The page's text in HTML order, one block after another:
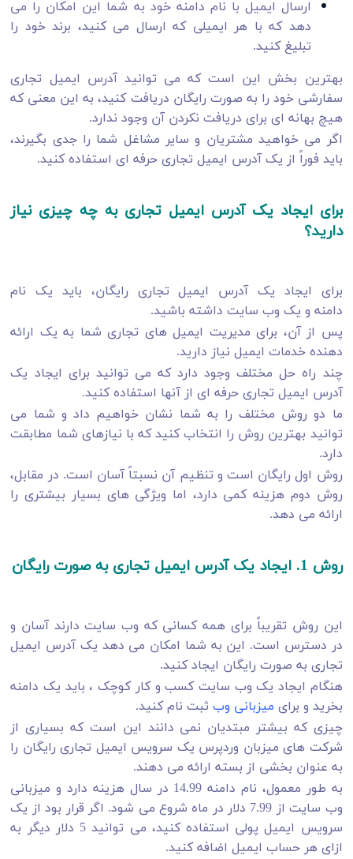
ارسال ایمیل با نام دامنه خود به شما این امکان را می
دهد که با هر ایمیلی که ارسال می کنید، برند خود را
تبلیغ کنید.
بهترین بخش این است که می توانید آدرس ایمیل تجاری
سفارشی خود را به صورت رایگان دریافت کنید، به این معنی که
هیچ بهانه ای برای دریافت نکردن آن وجود ندارد.
اگر می خواهید مشتریان و سایر مشاغل شما را جدی بگیرند،
باید فوراً از یک آدرس ایمیل تجاری حرفه ای استفاده کنید.
برای ایجاد یک آدرس ایمیل تجاری به چه چیزی نیاز
دارید؟
برای ایجاد یک آدرس ایمیل تجاری رایگان، باید یک نام
دامنه و یک وب سایت داشته باشید.
پس از آن، برای مدیریت ایمیل های تجاری شما به یک ارائه
دهنده خدمات ایمیل نیاز دارید.
چند راه حل مختلف وجود دارد که می توانید برای ایجاد یک
آدرس ایمیل تجاری حرفه ای از آنها استفاده کنید.
ما دو روش مختلف را به شما نشان خواهیم داد و شما می
توانید بهترین روش را انتخاب کنید که با نیازهای شما مطابقت
دارد.
روش اول رایگان است و تنظیم آن نسبتاً آسان است. در مقابل،
روش دوم هزینه کمی دارد، اما ویژگی های بسیار بیشتری را
ارائه می دهد.
روش 1. ایجاد یک آدرس ایمیل تجاری به صورت رایگان
این روش تقریباً برای همه کسانی که وب سایت دارند آسان و
در دسترس است. این به شما امکان می دهد یک آدرس ایمیل
تجاری به صورت رایگان ایجاد کنید.
هنگام ایجاد یک وب سایت کسب و کار کوچک ، باید یک دامنه
بخرید و برای میزبانی وب ثبت نام کنید.
چیزی که بیشتر مبتدیان نمی دانند این است که بسیاری از
شرکت های میزبان وردپرس یک سرویس ایمیل تجاری رایگان را
به عنوان بخشی از بسته ارائه می دهند.
به طور معمول، نام دامنه 14.99 در سال هزینه دارد و میزبانی
وب سایت از 7.99 دلار در ماه شروع می شود. اگر قرار بود از یک
سرویس ایمیل پولی استفاده کنید، می توانید 5 دلار دیگر به
ازای هر حساب ایمیل اضافه کنید.